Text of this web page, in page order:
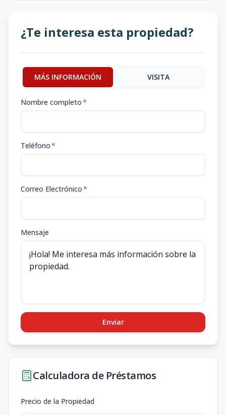
¿Te interesa esta propiedad?
MÁS INFORMACIÓN VISITA
Nombre completo*
Teléfono*
Correo Electrónico*
Mensaje
Enviar
Calculadora de Préstamos
Precio de la Propiedad